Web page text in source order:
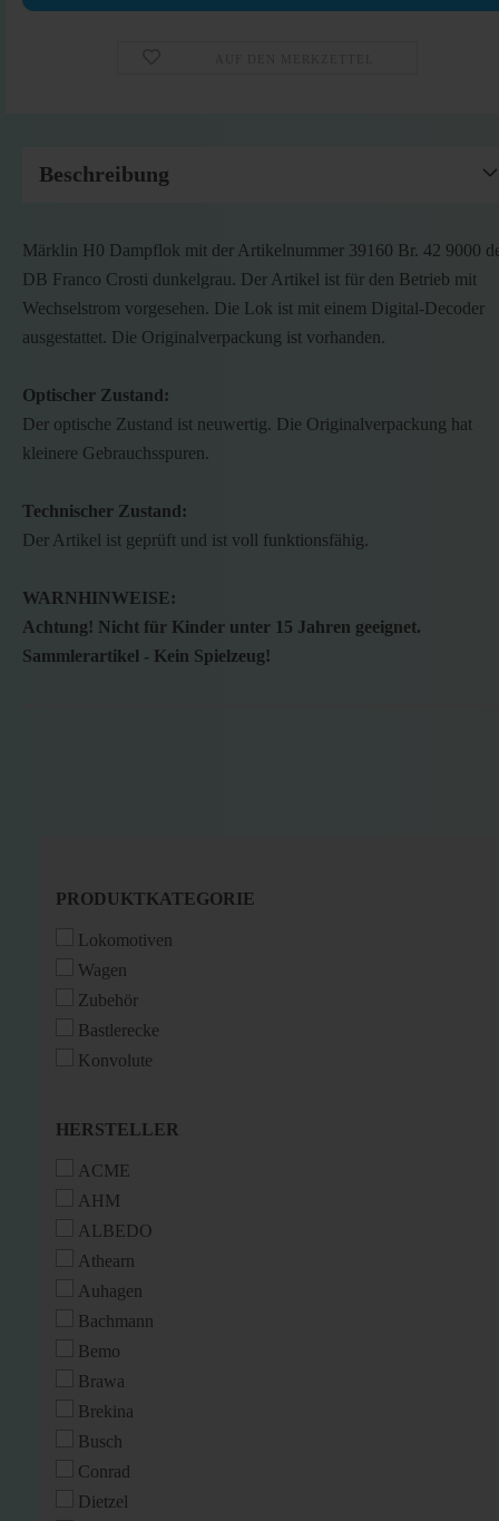
Beschreibung
Märklin H0 Dampflok mit der Artikelnummer 39160 Br. 42 9000
DB Franco Crosti dunkelgrau. Der Artikel ist für den Betrieb mit
Wechselstrom vorgesehen. Die Lok ist mit einem Digital-Decoder
ausgestattet. Die Originalverpackung ist vorhanden.
Optischer Zustand:
Der optische Zustand ist neuwertig. Die Originalverpackung hat
kleinere Gebrauchsspuren.
Technischer Zustand:
Der Artikel ist geprüft und ist voll funktionsfähig.
WARNHINWEISE:
Achtung! Nicht für Kinder unter 15 Jahren geeignet.
Sammlerartikel - Kein Spielzeug!
PRODUKTKATEGORIE
PRODUKTKATEGORIE
Lokomotiven
Wagen
Zubehör
Bastlerecke
Konvolute
HERSTELLER
HERSTELLER
ACME
AHM
ALBEDO
Athearn
Auhagen
Bachmann
Bemo
Brawa
Brekina
Busch
Conrad
Dietzel